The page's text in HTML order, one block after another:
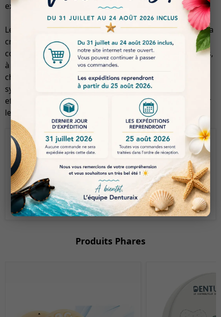
exigences esthétiques des praticiens.
Le GlasHybrid Block est particulièrement adapté pour la
création d’inlays, d’onlays, de facettes, ainsi que de
couronnes unitaires, tant antérieures que postérieures,
à condition qu’elles ne soient pas soumises à des
charges occlusales élevées. Ce matériau offre une
synergie parfaite entre esthétique, durabilité et
efficacité clinique, faisant de lui un choix privilégié pour
les professionnels de la dentisterie moderne.
Bewertungen
Keine Bewertungen für dieses Produkt
Eine Bewertung schreiben
Produits Phares